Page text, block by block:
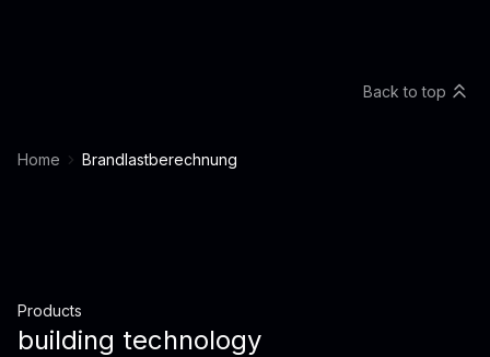
Home Brandlastberechnung
Back to top
Products
building technology